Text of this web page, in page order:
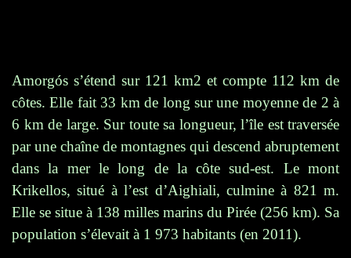
Amorgós s’étend sur 121 km2 et compte 112 km de
côtes. Elle fait 33 km de long sur une moyenne de 2 à
6 km de large. Sur toute sa longueur, l’île est traversée
par une chaîne de montagnes qui descend abruptement
dans la mer le long de la côte sud-est. Le mont
Krikellos, situé à l’est d’Aighiali, culmine à 821 m.
Elle se situe à 138 milles marins du Pirée (256 km). Sa
population s’élevait à 1 973 habitants (en 2011).